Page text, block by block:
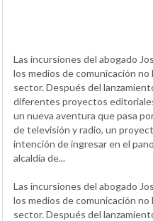
Las incursiones del abogado
los medios de comunicación
sector. Después del
diferentes proyectos
un nueva aventura que pasa
de televisión y radio, un
intención de ingresar en el
alcaldía de...
Las incursiones del abogado
los medios de comunicación
sector. Después del